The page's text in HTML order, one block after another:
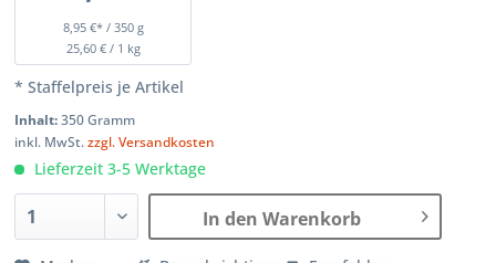
8,95 €* / 350 g
25,60 € / 1 kg
* Staffelpreis je Artikel
Inhalt:350 Gramm
inkl. MwSt.zzgl. Versandkosten
Lieferzeit 3-5 Werktage
In den Warenkorb